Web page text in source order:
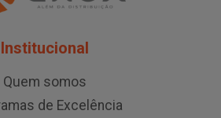
Institucional
Quem somos
de Excelência